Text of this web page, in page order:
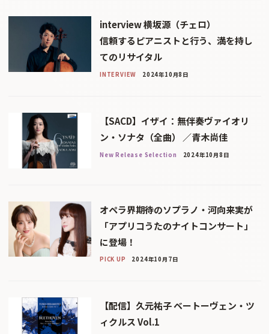
interview 横坂源（チェロ）
信頼するピアニストと行う、満を持し
てのリサイタル
INTERVIEW 2024年10月8日
【SACD】イザイ：無伴奏ヴァイオリ
ン・ソナタ（全曲） ／青木尚佳
New Release Selection 2024年10月8日
オペラ界期待のソプラノ・河向来実が
「アプリコうたのナイトコンサート」
に登場！
PICK UP 2024年10月7日
【配信】久元祐子 ベートーヴェン・ツ
ィクルス Vol.1